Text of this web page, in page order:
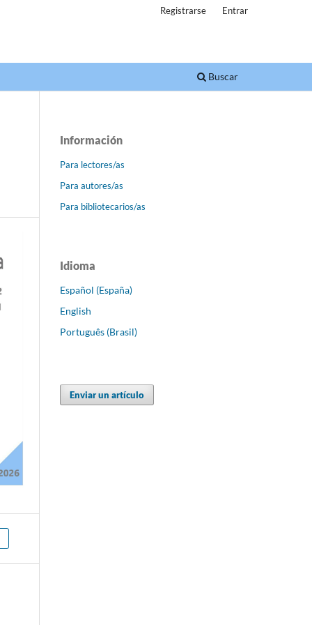
Buscar
Registrarse Entrar
Información
Para lectores/as
Para autores/as
Para bibliotecarios/as
Idioma
Español (España)
English
Português (Brasil)
Enviar un artículo